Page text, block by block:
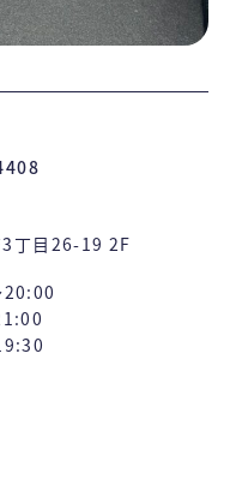
丁目26-19 2F